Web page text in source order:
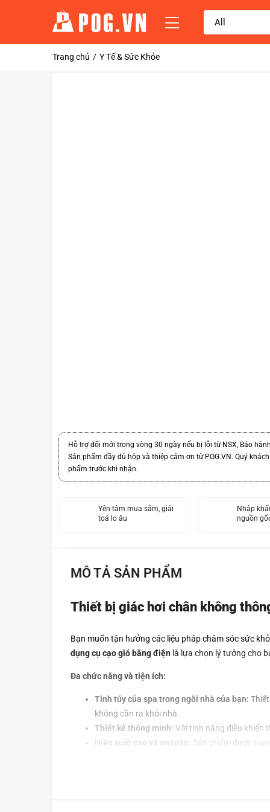
Trang chủ Y Tế & Sức Khỏe
Hỗ trợ đổi mới trong vòng 30 ngày nếu bị lỗi từ NSX, Bảo
Sản phẩm đầy đủ hộp và thiệp cảm ơn từ POG.VN. Quý
phẩm trước khi nhận.
Yên tâm mua sắm, giải
toả lo âu
Nhập
nguồn
MÔ TẢ SẢN PHẨM
Thiết bị giác hơi chân không
Bạn muốn tận hưởng các liệu pháp chăm sóc sức
dụng cụ cạo gió bằng điện là lựa chọn lý tưởng cho
Đa chức năng và tiện ích:
Tinh túy của spa trong ngôi nhà của bạn:
không cần ra khỏi nhà.
Thiết kế thông minh: Với tính năng điều khiển
Hiệu suất cao và an toàn: Sản phẩm được